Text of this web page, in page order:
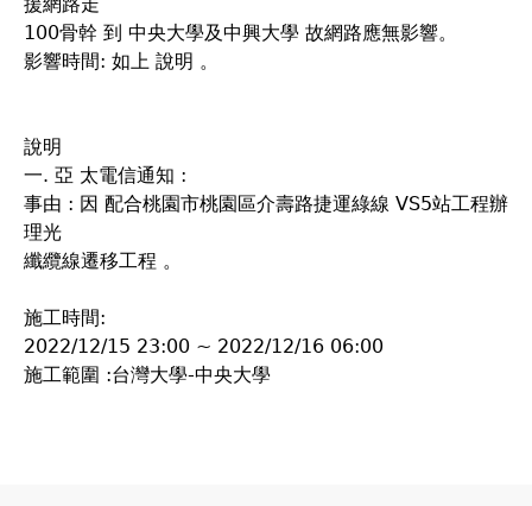
100骨幹 到 中央大學及中興大學 故網路應無影響。
影響時間: 如上 說明 。
說明
一. 亞 太電信通知 :
事由 : 因 配合桃園市桃園區介壽路捷運綠線 VS5站工程辦
理光
纖纜線遷移工程 。
施工時間:
2022/12/15 23:00 ~ 2022/12/16 06:00
施工範圍 :台灣大學-中央大學